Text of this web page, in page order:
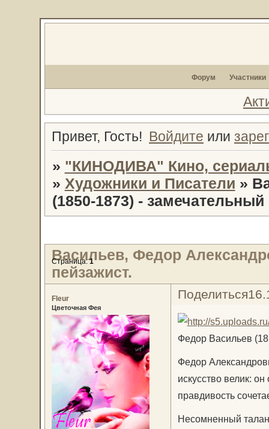
Форум Участники
Привет, Гость! Войдите или
» "КИНОДИВА" Кино,
» Художники и Писатели »
(1850-1873) - замечательный
Васильев, Федор
пейзажист.
Страница:1
Поделиться
Fleur
Цветочная Фея
Федор Васильев
Федор
искусство велик:
правдивость
Несомненный